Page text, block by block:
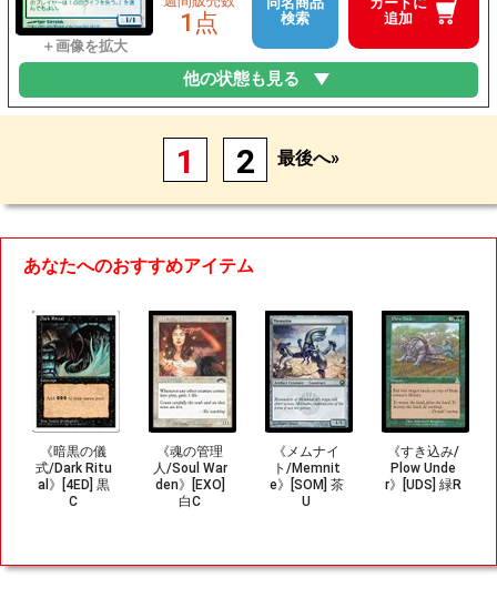
追加
1点
検索
他の状態も見る
1 2 最後へ»
あなたへのおすすめアイテム
《暗黒の儀
式/Dark Ritu
al》[4ED] 黒
C
《魂の管理
人/Soul War
den》[EXO]
白C
《メムナイ
ト/Memnit
e》[SOM] 茶
U
《すき込み/
Plow Unde
r》[UDS] 緑R